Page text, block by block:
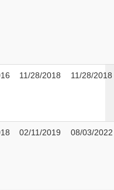
11/28/2018 11/28/2018
02/11/2019 08/03/2022